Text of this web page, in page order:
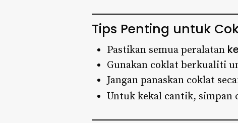
Tips Penting untuk
Pastikan semua peralatan
Gunakan coklat berkualiti
Jangan panaskan coklat
Untuk kekal cantik, simpan